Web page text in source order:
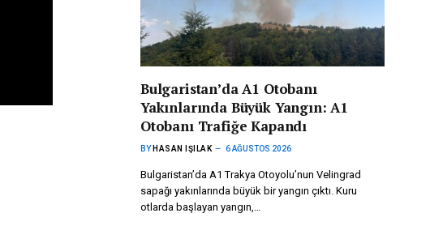
Bulgaristan’da A1 Otobanı
Yakınlarında Büyük Yangın: A1
Otobanı Trafiğe Kapandı
BY HASAN IŞILAK 6 AĞUSTOS 2026
Bulgaristan’da A1 Trakya Otoyolu’nun Velingrad
sapağı yakınlarında büyük bir yangın çıktı. Kuru
otlarda başlayan yangın,…